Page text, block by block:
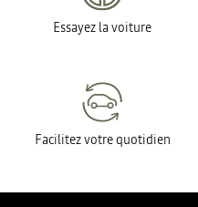
Essayez la voiture
Facilitez votre quotidien